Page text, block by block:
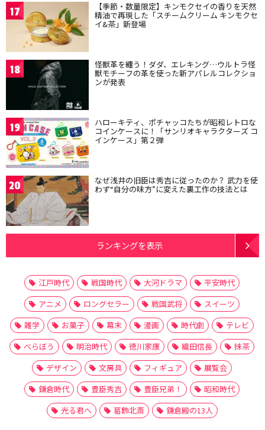
17 【季節・数量限定】キンモクセイの香りを天然
精油で再現した「スチームクリーム キンモクセ
イ&茶」新登場
18 怪獣革を纏う！ダダ、エレキング…ウルトラ怪
獣モチーフの革を使った新アパレルコレクショ
ンが発表
19 ハローキティ、ポチャッコたちが昭和レトロな
コインケースに！「サンリオキャラクターズ コ
インケース」第２弾
20 なぜ浅井の旧臣は秀吉に従ったのか？ 武力を使
わず“自分の味方”に変えた裏工作の技法とは
ランキングを表示
江戸時代 戦国時代 大河ドラマ
平安時代
アニメ
ロングセラー 戦国武将
スイーツ
雑学
お菓子 幕末 漫画 時代劇
テレビ
べらぼう
明治時代 徳川家康 織田信長
抹茶
デザイン
文房具 フィギュア
展覧会
鎌倉時代
豊臣秀吉 豊臣兄弟！
昭和時代
光る君へ
葛飾北斎 鎌倉殿の13人